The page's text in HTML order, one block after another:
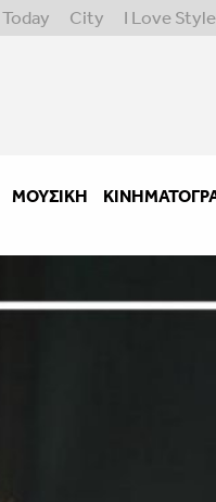
City I Love Style
ΜΟΥΣΙΚΉ